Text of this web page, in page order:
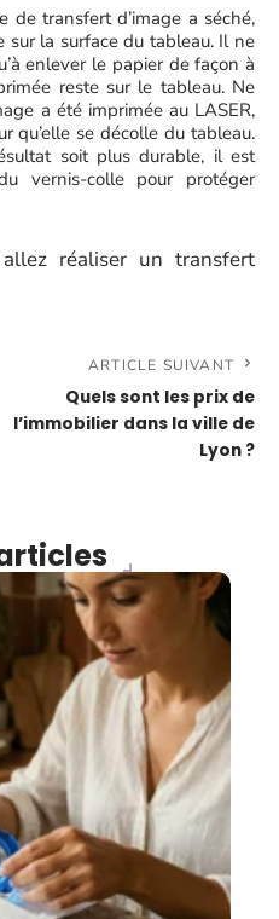
de transfert d’image a séché,
sur la surface du tableau. Il ne
enlever le papier de façon à
reste sur le tableau. Ne
a été imprimée au LASER,
qu’elle se décolle du tableau.
soit plus durable, il est
vernis-colle pour protéger
réaliser un transfert
ARTICLE SUIVANT
Quels sont les prix de
l’immobilier dans la ville de
Lyon ?